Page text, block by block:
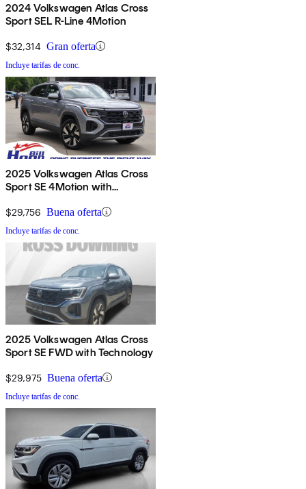
2024 Volkswagen Atlas Cross
Sport SEL R-Line 4Motion
$32,314 Gran oferta
Incluye tarifas de conc.
2025 Volkswagen Atlas Cross
Sport SE 4Motion with
$29,756 Buena oferta
Incluye tarifas de conc.
2025 Volkswagen Atlas Cross
Sport SE FWD with Technology
$29,975 Buena oferta
Incluye tarifas de conc.